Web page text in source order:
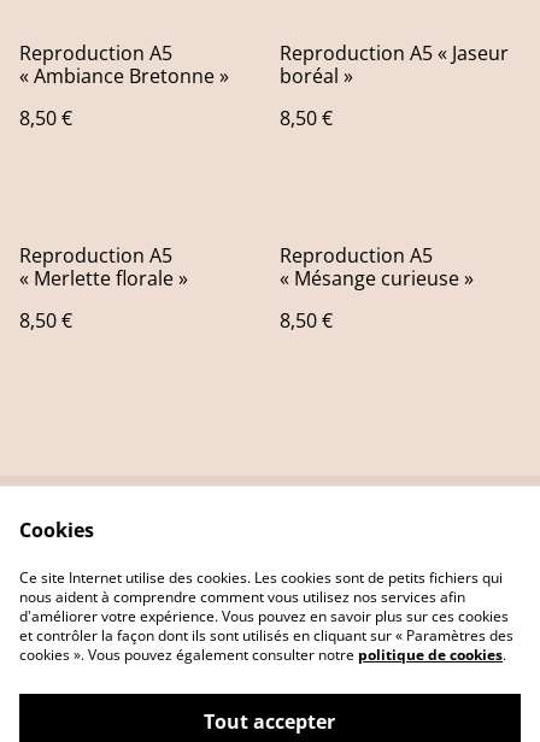
Reproduction A5
« Ambiance Bretonne »
8,50 €
Reproduction A5 « Jaseur
boréal »
8,50 €
Reproduction A5
« Merlette florale »
8,50 €
Reproduction A5
« Mésange curieuse »
8,50 €
Privacy Policy
Cookie Policy
Poésie et Gribouillis, illustrations poétiques
Cookies
Ce site Internet utilise des cookies. Les cookies sont de petits fichiers qui
nous aident à comprendre comment vous utilisez nos services afin
d'améliorer votre expérience. Vous pouvez en savoir plus sur ces cookies
et contrôler la façon dont ils sont utilisés en cliquant sur « Paramètres des
cookies ». Vous pouvez également consulter notre politique de cookies.
Tout accepter